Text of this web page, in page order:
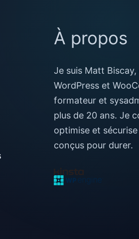
À propos
Je suis Matt
WordPress et
formateur et
plus de 20 ans. Je
optimise et
conçus pour durer.